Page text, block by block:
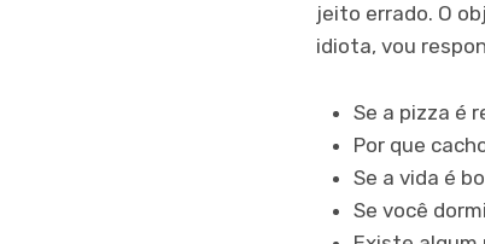
jeito errado. O
idiota, vou
Se a pizza é
Por que
Se a vida é
Se você